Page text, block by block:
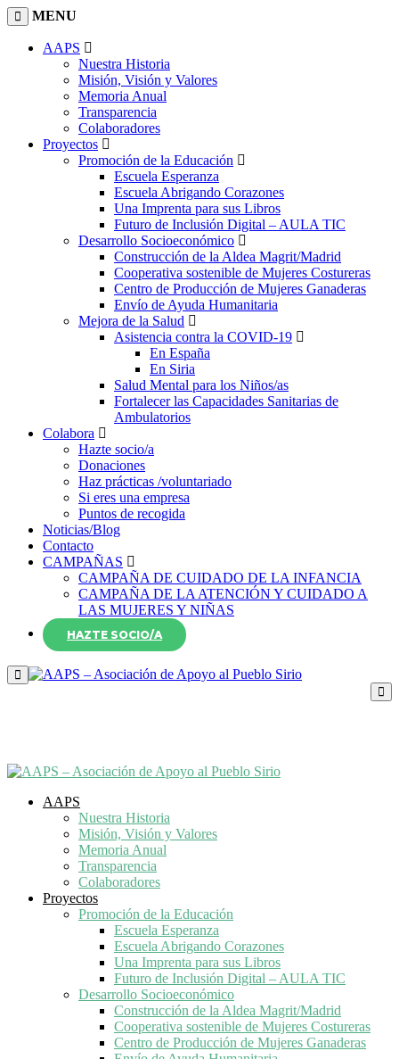
MENU
AAPS
Nuestra Historia
Misión, Visión y Valores
Memoria Anual
Transparencia
Colaboradores
Proyectos
Promoción de la Educación
Escuela Esperanza
Escuela Abrigando Corazones
Una Imprenta para sus Libros
Futuro de Inclusión Digital – AULA TIC
Desarrollo Socioeconómico
Construcción de la Aldea Magrit/Madrid
Cooperativa sostenible de Mujeres Costureras
Centro de Producción de Mujeres Ganaderas
Envío de Ayuda Humanitaria
Mejora de la Salud
Asistencia contra la COVID-19
En España
En Siria
Salud Mental para los Niños/as
Fortalecer las Capacidades Sanitarias de
Ambulatorios
Colabora
Hazte socio/a
Donaciones
Haz prácticas /voluntariado
Si eres una empresa
Puntos de recogida
Noticias/Blog
Contacto
CAMPAÑAS
CAMPAÑA DE CUIDADO DE LA INFANCIA
CAMPAÑA DE LA ATENCIÓN Y CUIDADO A
LAS MUJERES Y NIÑAS
HAZTE SOCIO/A
AAPS
Nuestra Historia
Misión, Visión y Valores
Memoria Anual
Transparencia
Colaboradores
Proyectos
Promoción de la Educación
Escuela Esperanza
Escuela Abrigando Corazones
Una Imprenta para sus Libros
Futuro de Inclusión Digital – AULA TIC
Desarrollo Socioeconómico
Construcción de la Aldea Magrit/Madrid
Cooperativa sostenible de Mujeres Costureras
Centro de Producción de Mujeres Ganaderas